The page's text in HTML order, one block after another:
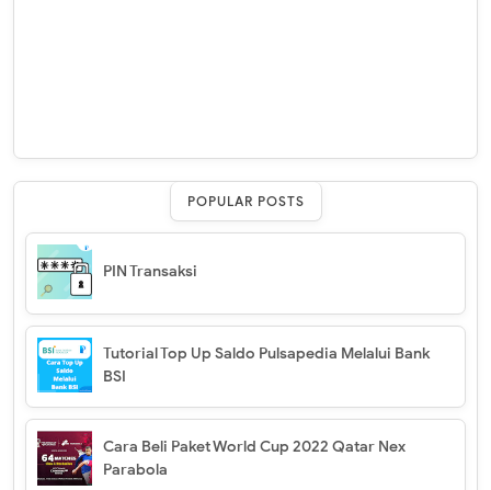
POPULAR POSTS
PIN Transaksi
Tutorial Top Up Saldo Pulsapedia Melalui Bank
BSI
Cara Beli Paket World Cup 2022 Qatar Nex
Parabola